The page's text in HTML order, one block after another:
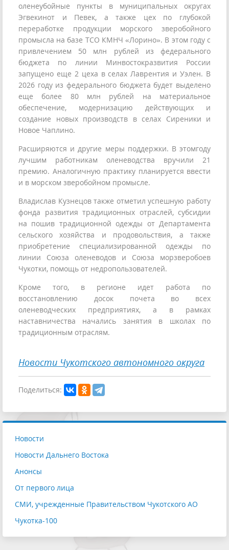
оленеубойные пункты в муниципальных округах
Эгвекинот и Певек, а также цех по глубокой
переработке продукции морского зверобойного
промысла на базе ТСО КМНЧ «Лорино». В этом году с
привлечением 50 млн рублей из федерального
бюджета по линии Минвостокразвития России
запущено еще 2 цеха в селах Лаврентия и Уэлен. В
2026 году из федерального бюджета будет выделено
еще более 80 млн рублей на материальное
обеспечение, модернизацию действующих и
создание новых производств в селах Сиреники и
Новое Чаплино.
Расширяются и другие меры поддержки. В этомгоду
лучшим работникам оленеводства вручили 21
премию. Аналогичную практику планируется ввести
и в морском зверобойном промысле.
Владислав Кузнецов также отметил успешную работу
фонда развития традиционных отраслей, субсидии
на пошив традиционной одежды от Департамента
сельского хозяйства и продовольствия, а также
приобретение специализированной одежды по
линии Союза оленеводов и Союза морзверобоев
Чукотки, помощь от недропользователей.
Кроме того, в регионе идет работа по
восстановлению досок почета во всех
оленеводческих предприятиях, а в рамках
наставничества начались занятия в школах по
традиционным отраслям.
Новости Чукотского автономного округа
Поделиться:
Новости
Новости Дальнего Востока
Анонсы
От первого лица
СМИ, учрежденные Правительством Чукотского АО
Чукотка-100